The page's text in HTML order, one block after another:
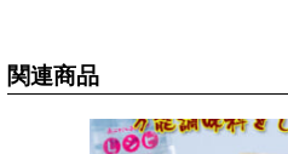
関連商品